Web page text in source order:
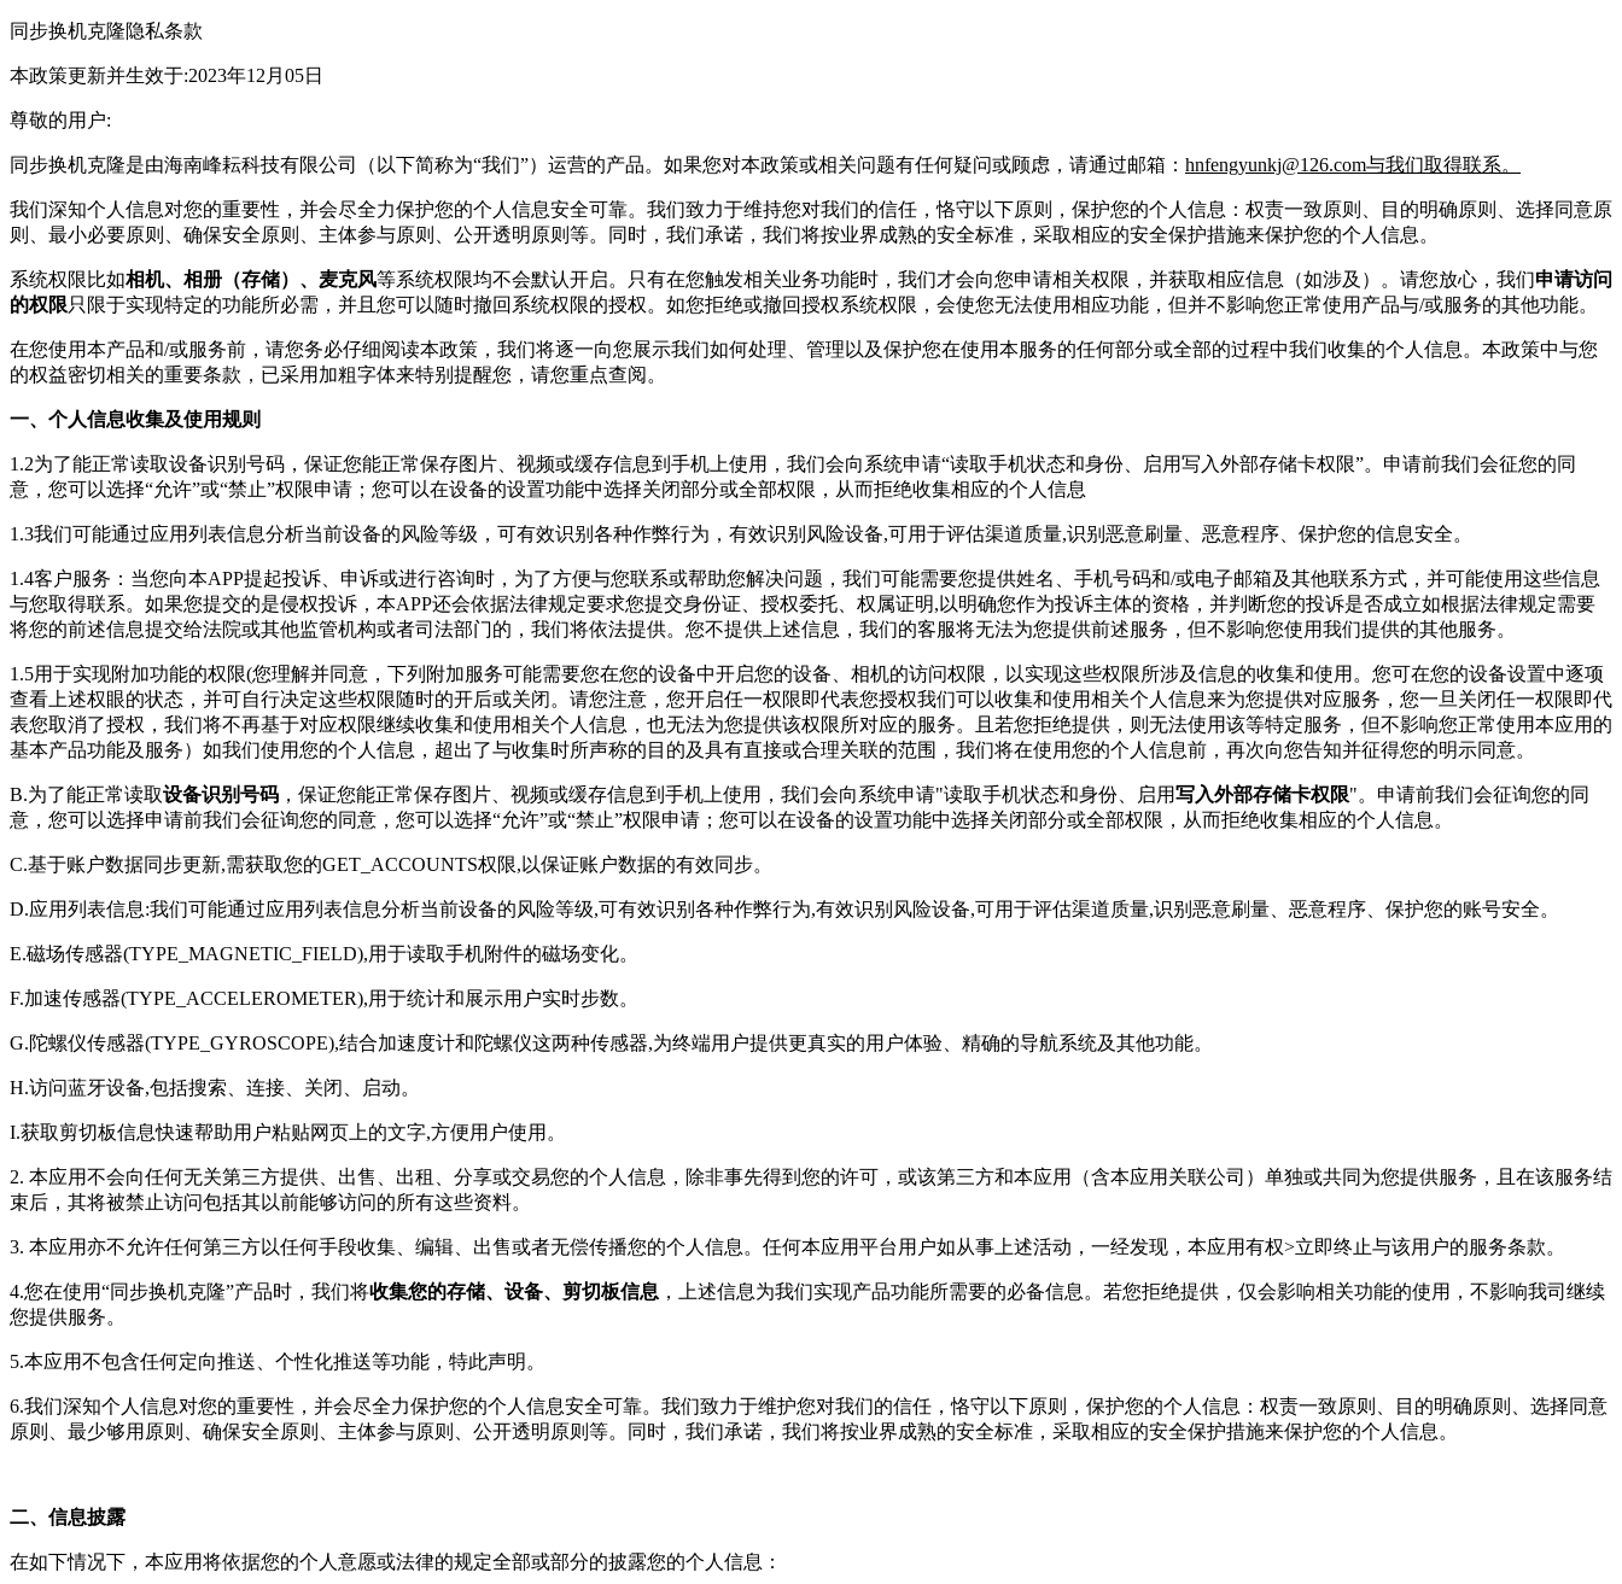
同步换机克隆隐私条款
本政策更新并生效于:2023年12月05日
尊敬的用户:
同步换机克隆是由海南峰耘科技有限公司 （以下简称为“我们”）运营的产品。如果您对本政策或相关问题有任何疑问或顾虑，请通过邮箱： hnfengyunkj@126.com与我们取得联系。
我们深知个人信息对您的重要性，并会尽全力保护您的个人信息安全可靠。我们致力于维持您对我们的信任，恪守以下原则，保护您的个人信息：权责一致原则、目的明确原则、选择同意原
则、最小必要原则、确保安全原则、主体参与原则、公开透明原则等。同时，我们承诺，我们将按业界成熟的安全标准，采取相应的安全保护措施来保护您的个人信息。
系统权限比如相机、相册（存储）、麦克风等系统权限均不会默认开启。只有在您触发相关业务功能时，我们才会向您申请相关权限，并获取相应信息（如涉及）。请您放心，我们申请访问
的权限只限于实现特定的功能所必需，并且您可以随时撤回系统权限的授权。如您拒绝或撤回授权系统权限，会使您无法使用相应功能，但并不影响您正常使用产品与/或服务的其他功能。
在您使用本产品和/或服务前，请您务必仔细阅读本政策，我们将逐一向您展示我们如何处理、管理以及保护您在使用本服务的任何部分或全部的过程中我们收集的个人信息。本政策中与您
的权益密切相关的重要条款，已采用加粗字体来特别提醒您，请您重点查阅。
一、个人信息收集及使用规则
1.2为了能正常读取设备识别号码，保证您能正常保存图片、视频或缓存信息到手机上使用，我们会向系统申请“读取手机状态和身份、启用写入外部存储卡权限”。申请前我们会征您的同
意，您可以选择“允许”或“禁止”权限申请；您可以在设备的设置功能中选择关闭部分或全部权限，从而拒绝收集相应的个人信息
1.3我们可能通过应用列表信息分析当前设备的风险等级，可有效识别各种作弊行为，有效识别风险设备,可用于评估渠道质量,识别恶意刷量、恶意程序、保护您的信息安全。
1.4客户服务：当您向本APP提起投诉、申诉或进行咨询时，为了方便与您联系或帮助您解决问题，我们可能需要您提供姓名、手机号码和/或电子邮箱及其他联系方式，并可能使用这些信息
与您取得联系。如果您提交的是侵权投诉，本APP还会依据法律规定要求您提交身份证、授权委托、权属证明,以明确您作为投诉主体的资格，并判断您的投诉是否成立如根据法律规定需要
将您的前述信息提交给法院或其他监管机构或者司法部门的，我们将依法提供。您不提供上述信息，我们的客服将无法为您提供前述服务，但不影响您使用我们提供的其他服务。
1.5用于实现附加功能的权限(您理解并同意，下列附加服务可能需要您在您的设备中开启您的设备、相机的访问权限，以实现这些权限所涉及信息的收集和使用。您可在您的设备设置中逐项
查看上述权眼的状态，并可自行决定这些权限随时的开后或关闭。请您注意，您开启任一权限即代表您授权我们可以收集和使用相关个人信息来为您提供对应服务，您一旦关闭任一权限即代
表您取消了授权，我们将不再基于对应权限继续收集和使用相关个人信息，也无法为您提供该权限所对应的服务。且若您拒绝提供，则无法使用该等特定服务，但不影响您正常使用本应用的
基本产品功能及服务）如我们使用您的个人信息，超出了与收集时所声称的目的及具有直接或合理关联的范围，我们将在使用您的个人信息前，再次向您告知并征得您的明示同意。
B.为了能正常读取设备识别号码 ，保证您能正常保存图片、视频或缓存信息到手机上使用，我们会向系统申请"读取手机状态和身份、启用写入外部存储卡权限"。申请前我们会征询您的同
意，您可以选择申请前我们会征询您的同意，您可以选择“允许”或“禁止”权限申请；您可以在设备的设置功能中选择关闭部分或全部权限，从而拒绝收集相应的个人信息。
C.基于账户数据同步更新,需获取您的GET_ACCOUNTS权限,以保证账户数据的有效同步。
D.应用列表信息:我们可能通过应用列表信息分析当前设备的风险等级,可有效识别各种作弊行为,有效识别风险设备,可用于评估渠道质量,识别恶意刷量、恶意程序、保护您的账号安全。
E.磁场传感器(TYPE_MAGNETIC_FIELD),用于读取手机附件的磁场变化。
F.加速传感器(TYPE_ACCELEROMETER),用于统计和展示用户实时步数。
G.陀螺仪传感器(TYPE_GYROSCOPE),结合加速度计和陀螺仪这两种传感器,为终端用户提供更真实的用户体验、精确的导航系统及其他功能。
H.访问蓝牙设备,包括搜索、连接、关闭、启动。
I.获取剪切板信息快速帮助用户粘贴网页上的文字,方便用户使用。
2. 本应用不会向任何无关第三方提供、出售、出租、分享或交易您的个人信息，除非事先得到您的许可，或该第三方和本应用（含本应用关联公司）单独或共同为您提供服务，且在该服务结
束后，其将被禁止访问包括其以前能够访问的所有这些资料。
3. 本应用亦不允许任何第三方以任何手段收集、编辑、出售或者无偿传播您的个人信息。任何本应用平台用户如从事上述活动，一经发现，本应用有权>立即终止与该用户的服务条款。
4.您在使用“同步换机克隆”产品时，我们将收集您的存储、设备、剪切板信息 ，上述信息为我们实现产品功能所需要的必备信息。若您拒绝提供，仅会影响相关功能的使用，不影响我司继续
您提供服务。
5.本应用不包含任何定向推送、个性化推送等功能，特此声明。
6.我们深知个人信息对您的重要性，并会尽全力保护您的个人信息安全可靠。我们致力于维护您对我们的信任，恪守以下原则，保护您的个人信息：权责一致原则、目的明确原则、选择同意
原则、最少够用原则、确保安全原则、主体参与原则、公开透明原则等。同时，我们承诺，我们将按业界成熟的安全标准，采取相应的安全保护措施来保护您的个人信息。
二、信息披露
在如下情况下，本应用将依据您的个人意愿或法律的规定全部或部分的披露您的个人信息：